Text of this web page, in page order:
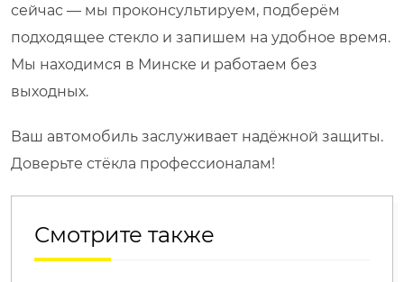
сейчас — мы проконсультируем, подберём
подходящее стекло и запишем на удобное время.
Мы находимся в Минске и работаем без
выходных.
Ваш автомобиль заслуживает надёжной защиты.
Доверьте стёкла профессионалам!
Смотрите также